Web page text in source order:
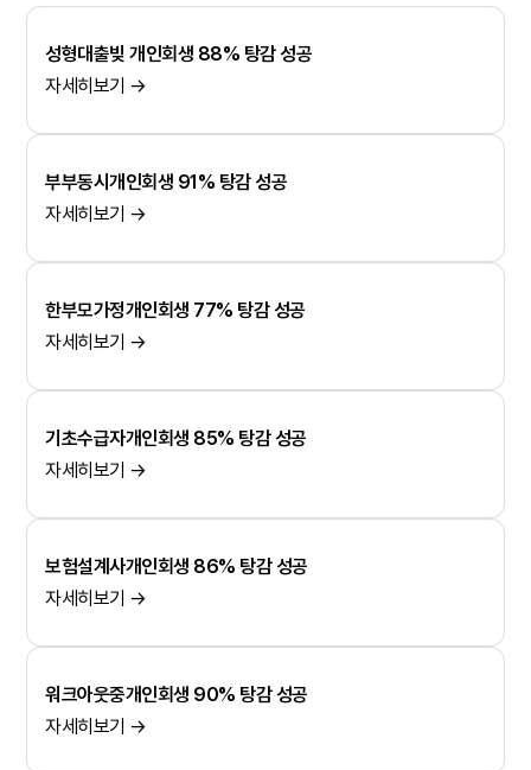
성형대출빚 개인회생 88% 탕감 성공
자세히보기 →
부부동시개인회생 91% 탕감 성공
자세히보기 →
한부모가정개인회생 77% 탕감 성공
자세히보기 →
기초수급자개인회생 85% 탕감 성공
자세히보기 →
보험설계사개인회생 86% 탕감 성공
자세히보기 →
워크아웃중개인회생 90% 탕감 성공
자세히보기 →